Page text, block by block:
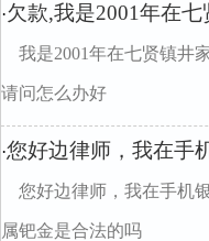
·欠款,我是2001年在
我是2001年在七贤镇井
请问怎么办好
·您好边律师，我在手
您好边律师，我在手机
属钯金是合法的吗